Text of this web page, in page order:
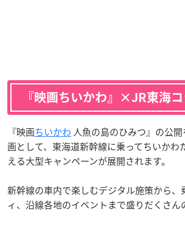
『映画ちいかわ』×JR東海コ
『映画ちいかわ 人魚の島のひみつ』の公
画として、東海道新幹線に乗ってちいかわ
える大型キャンペーンが展開されます。
新幹線の車内で楽しむデジタル施策から、
ィ、沿線各地のイベントまで盛りだくさん